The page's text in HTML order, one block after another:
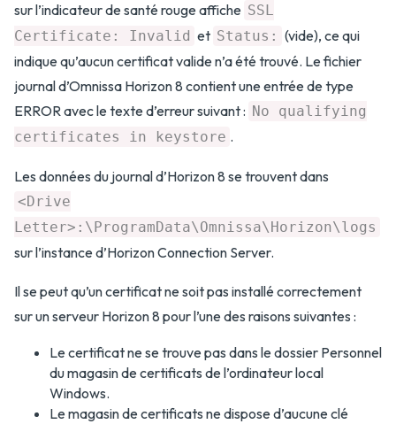
sur l’indicateur de santé rouge affiche SSL
Certificate: Invalid et Status: (vide), ce qui
indique qu’aucun certificat valide n’a été trouvé. Le fichier
journal d’Omnissa Horizon 8 contient une entrée de type
ERROR avec le texte d’erreur suivant : No qualifying
certificates in keystore .
Les données du journal d’Horizon 8 se trouvent dans
<Drive
Letter>:\ProgramData\Omnissa\Horizon\logs
sur l’instance d’Horizon Connection Server.
Il se peut qu’un certificat ne soit pas installé correctement
sur un serveur Horizon 8 pour l’une des raisons suivantes :
Le certificat ne se trouve pas dans le dossier Personnel
du magasin de certificats de l’ordinateur local
Windows.
Le magasin de certificats ne dispose d’aucune clé